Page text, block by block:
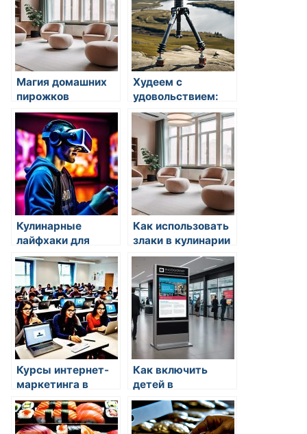
Магия домашних
пирожков
Худеем с
удовольствием:
полезные рецепты
Кулинарные
лайфхаки для
подготовки к
праздникам
Как использовать
злаки в кулинарии
Курсы интернет-
маркетинга в
Минске:
расширение
горизонтов в
Как включить
детей в
приготовление
еды